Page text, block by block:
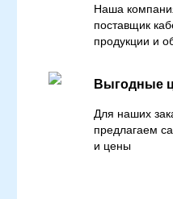
Наша
поставщик
продукции и
Выгодные
Для наших
предлагаем
и цены